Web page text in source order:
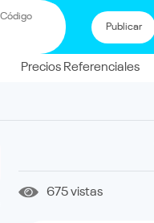
Publicar
Precios Referenciales
675 vistas